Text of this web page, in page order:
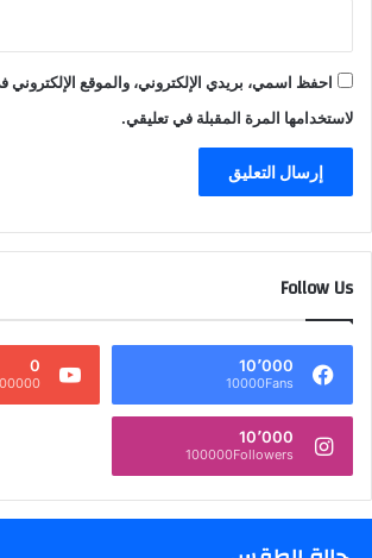
احفظ اسمي، بريدي الإلكتروني، والموقع الإلكتروني
لاستخدامها المرة المقبلة في تعليقي.
Follow Us
10٬000
10000Fans
0
Subscribers
10٬000
100000Followers